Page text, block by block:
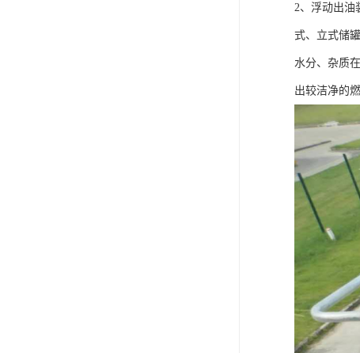
2、浮动出油
式、立式储
水分、杂质
出较洁净的